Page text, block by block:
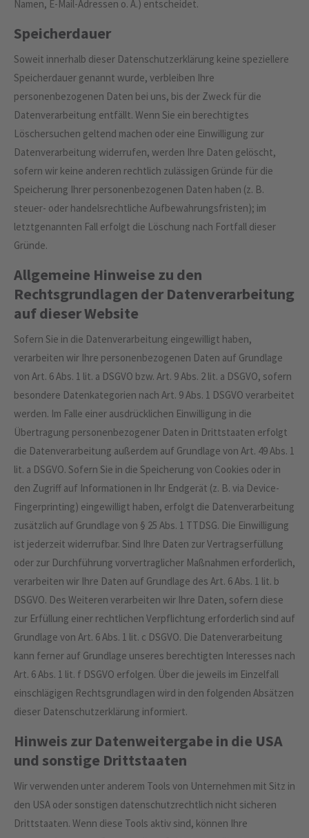
Namen, E-Mail-Adressen o. Ä.) entscheidet.
Speicherdauer
Soweit innerhalb dieser Datenschutzerklärung keine speziellere
Speicherdauer genannt wurde, verbleiben Ihre
personenbezogenen Daten bei uns, bis der Zweck für die
Datenverarbeitung entfällt. Wenn Sie ein berechtigtes
Löschersuchen geltend machen oder eine Einwilligung zur
Datenverarbeitung widerrufen, werden Ihre Daten gelöscht,
sofern wir keine anderen rechtlich zulässigen Gründe für die
Speicherung Ihrer personenbezogenen Daten haben (z. B.
steuer- oder handelsrechtliche Aufbewahrungsfristen); im
letztgenannten Fall erfolgt die Löschung nach Fortfall dieser
Gründe.
Allgemeine Hinweise zu den
Rechtsgrundlagen der Datenverarbeitung
auf dieser Website
Sofern Sie in die Datenverarbeitung eingewilligt haben,
verarbeiten wir Ihre personenbezogenen Daten auf Grundlage
von Art. 6 Abs. 1 lit. a DSGVO bzw. Art. 9 Abs. 2 lit. a DSGVO, sofern
besondere Datenkategorien nach Art. 9 Abs. 1 DSGVO verarbeitet
werden. Im Falle einer ausdrücklichen Einwilligung in die
Übertragung personenbezogener Daten in Drittstaaten erfolgt
die Datenverarbeitung außerdem auf Grundlage von Art. 49 Abs. 1
lit. a DSGVO. Sofern Sie in die Speicherung von Cookies oder in
den Zugriff auf Informationen in Ihr Endgerät (z. B. via Device-
Fingerprinting) eingewilligt haben, erfolgt die Datenverarbeitung
zusätzlich auf Grundlage von § 25 Abs. 1 TTDSG. Die Einwilligung
ist jederzeit widerrufbar. Sind Ihre Daten zur Vertragserfüllung
oder zur Durchführung vorvertraglicher Maßnahmen erforderlich,
verarbeiten wir Ihre Daten auf Grundlage des Art. 6 Abs. 1 lit. b
DSGVO. Des Weiteren verarbeiten wir Ihre Daten, sofern diese
zur Erfüllung einer rechtlichen Verpflichtung erforderlich sind auf
Grundlage von Art. 6 Abs. 1 lit. c DSGVO. Die Datenverarbeitung
kann ferner auf Grundlage unseres berechtigten Interesses nach
Art. 6 Abs. 1 lit. f DSGVO erfolgen. Über die jeweils im Einzelfall
einschlägigen Rechtsgrundlagen wird in den folgenden Absätzen
dieser Datenschutzerklärung informiert.
Hinweis zur Datenweitergabe in die USA
und sonstige Drittstaaten
Wir verwenden unter anderem Tools von Unternehmen mit Sitz in
den USA oder sonstigen datenschutzrechtlich nicht sicheren
Drittstaaten. Wenn diese Tools aktiv sind, können Ihre